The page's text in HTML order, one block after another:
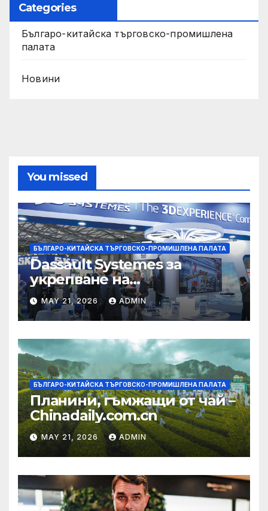
Categories
Българо-китайска търговско-промишлена
палата
Новини
You missed
БЪЛГАРО-КИТАЙСКА ТЪРГОВСКО-ПРОМИШЛЕНА ПАЛАТА
Dassault Systemes за
укрепване на
изграждането на AI
екосистема в Китай
MAY 21, 2026 ADMIN
БЪЛГАРО-КИТАЙСКА ТЪРГОВСКО-ПРОМИШЛЕНА ПАЛАТА
Планини, гъмжащи от чай –
Chinadaily.com.cn
MAY 21, 2026 ADMIN